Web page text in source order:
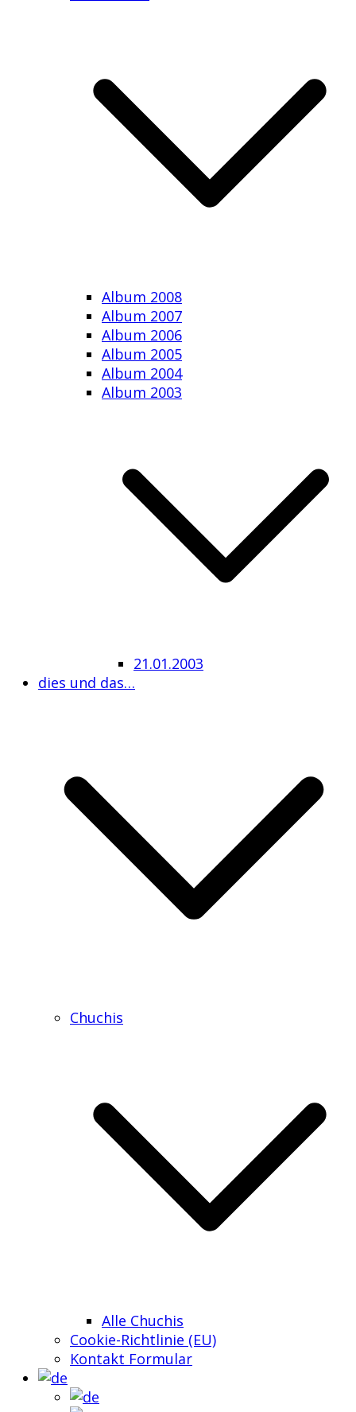
Album 2008
Album 2007
Album 2006
Album 2005
Album 2004
Album 2003
21.01.2003
dies und das…
Chuchis
Alle Chuchis
Cookie-Richtlinie (EU)
Kontakt Formular